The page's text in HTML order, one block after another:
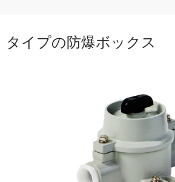
タイプの防爆ボックス